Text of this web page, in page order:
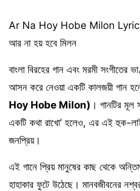
Ar Na Hoy Hobe Milon
আর না হয় হবে মিলন
বাংলা বিরহের গান এবং মরমী সংগীতের
আসন করে নেওয়া একটি কালজয়ী গান
Hoy Hobe Milon) । গানটির মূল
একটি কথা রাখো’ হলেও, এর এই হুক-
জনপ্রিয়।
এই গানে প্রিয় মানুষের কাছ থেকে
হাহাকার ফুটে উঠেছে। মানবজীবনের